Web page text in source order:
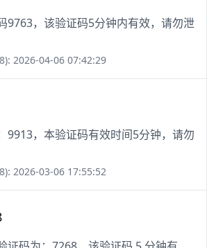
9763，该验证码5分钟内有效，请勿泄
2026-04-06 07:42:29
9913，本验证码有效时间5分钟，请勿
2026-03-06 17:55:52